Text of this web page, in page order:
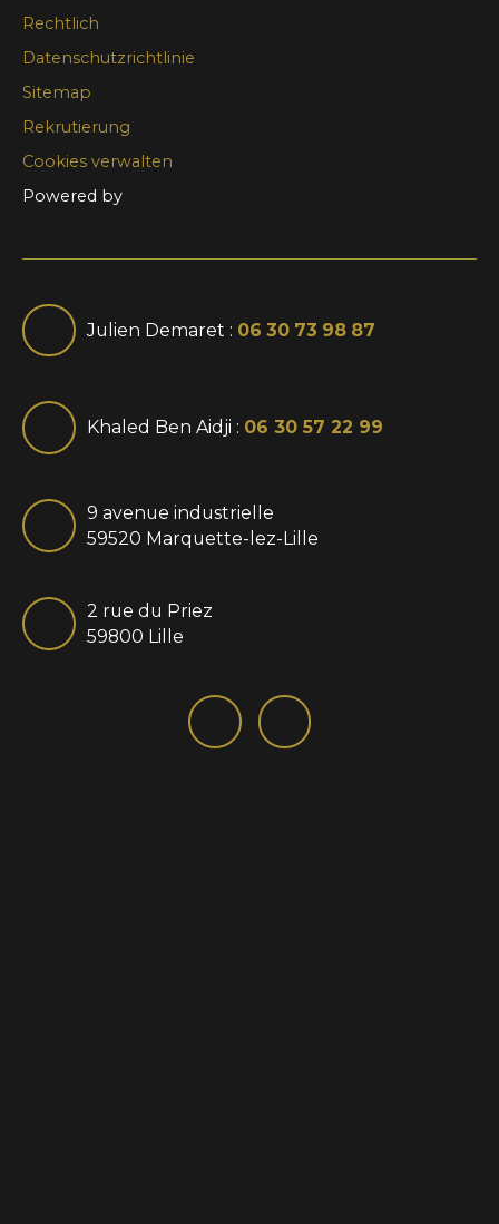
Rechtlich
Datenschutzrichtlinie
Sitemap
Rekrutierung
Cookies verwalten
Powered by
Julien Demaret : 06 30 73 98 87
Khaled Ben Aidji : 06 30 57 22 99
9 avenue industrielle
59520 Marquette-lez-Lille
2 rue du Priez
59800 Lille